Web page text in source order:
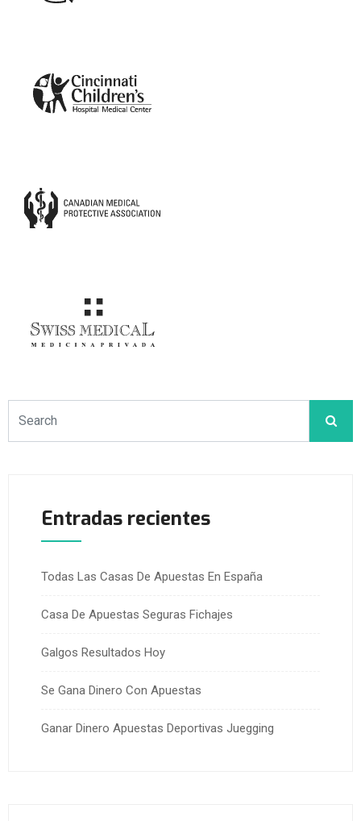
Entradas recientes
Todas Las Casas De Apuestas En España
Casa De Apuestas Seguras Fichajes
Galgos Resultados Hoy
Se Gana Dinero Con Apuestas
Ganar Dinero Apuestas Deportivas Juegging